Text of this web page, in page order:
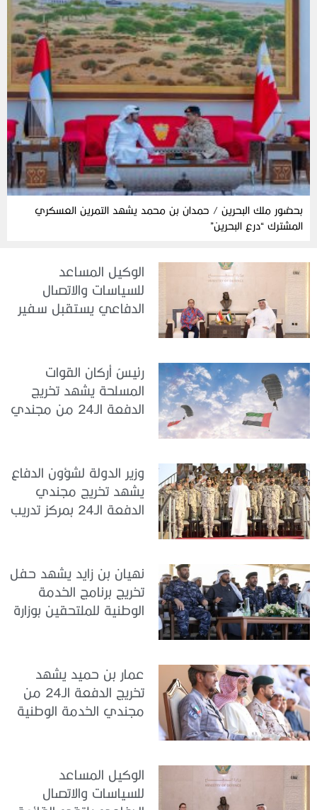
بحضور ملك البحرين / حمدان بن محمد يشهد التمرين العسكري
المشترك “درع البحرين”
الوكيل المساعد
للسياسات والاتصال
الدفاعي يستقبل سفير
رئيسُ أركان القوات
المسلحة يشهد تخريج
الدفعة الـ24 من مجندي
وزير الدولة لشؤون الدفاع
يشهد تخريج مجندي
الدفعة الـ24 بمركز تدريب
نهيان بن زايد يشهد حفل
تخريج برنامج الخدمة
الوطنية للملتحقين بوزارة
عمار بن حميد يشهد
تخريج الدفعة الـ24 من
مجندي الخدمة الوطنية
الوكيل المساعد
للسياسات والاتصال